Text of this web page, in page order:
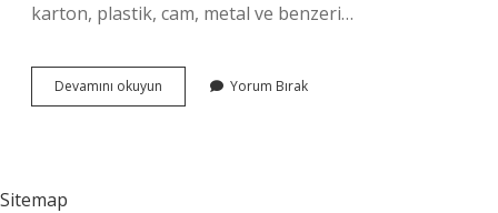
karton, plastik, cam, metal ve benzeri…
Devamını okuyun Tehlikeli
Atık
Yorum Bırak
Sitemap